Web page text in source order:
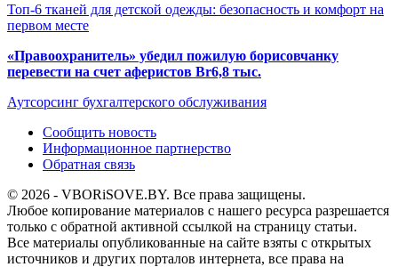
Топ-6 тканей для детской одежды: безопасность и комфорт на
первом месте
«Правоохранитель» убедил пожилую борисовчанку
перевести на счет аферистов Br6,8 тыс.
Аутсорсинг бухгалтерского обслуживания
Сообщить новость
Информационное партнерство
Обратная связь
© 2026 - VBORiSOVE.BY. Все права защищены.
Любое копирование материалов с нашего ресурса разрешается
только с обратной активной ссылкой на страницу статьи.
Все материалы опубликованные на сайте взяты с открытых
источников и других порталов интернета, все права на